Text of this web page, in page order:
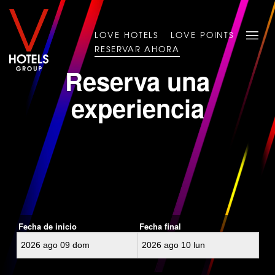
LOVE HOTELS
LOVE POINTS
RESERVAR AHORA